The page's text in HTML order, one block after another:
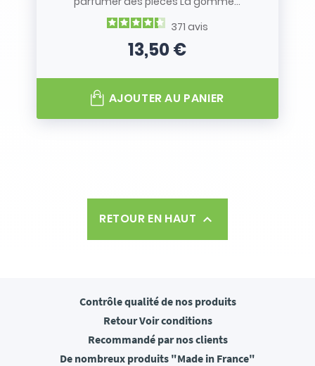
371 avis
Prix
13,50 €
AJOUTER AU PANIER
RETOUR EN HAUT 
Contrôle qualitéde nos produits
RetourVoir conditions
Recommandépar nos clients
De nombreux produits "Made in France"